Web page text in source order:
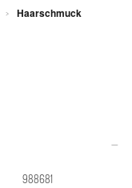
> Haarschmuck
988681